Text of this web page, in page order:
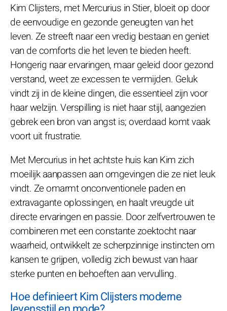
Kim Clijsters, met Mercurius in Stier, bloeit op door
de eenvoudige en gezonde geneugten van het
leven. Ze streeft naar een vredig bestaan en geniet
van de comforts die het leven te bieden heeft.
Hongerig naar ervaringen, maar geleid door gezond
verstand, weet ze excessen te vermijden. Geluk
vindt zij in de kleine dingen, die essentieel zijn voor
haar welzijn. Verspilling is niet haar stijl, aangezien
gebrek een bron van angst is; overdaad komt vaak
voort uit frustratie.
Met Mercurius in het achtste huis kan Kim zich
moeilijk aanpassen aan omgevingen die ze niet leuk
vindt. Ze omarmt onconventionele paden en
extravagante oplossingen, en haalt vreugde uit
directe ervaringen en passie. Door zelfvertrouwen te
combineren met een constante zoektocht naar
waarheid, ontwikkelt ze scherpzinnige instincten om
kansen te grijpen, volledig zich bewust van haar
sterke punten en behoeften aan vervulling.
Hoe definieert Kim Clijsters moderne